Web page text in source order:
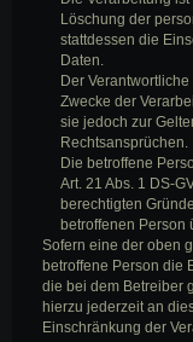
Löschung der
stattdessen die
Daten.
Der
Zwecke der
sie jedoch zur
Rechtsansprüchen.
Die betroffene
Art. 21 Abs. 1 DS-
berechtigten
betroffenen Person
Sofern eine der oben
betroffene Person die
die bei dem Betreiber
hierzu jederzeit an
Einschränkung der